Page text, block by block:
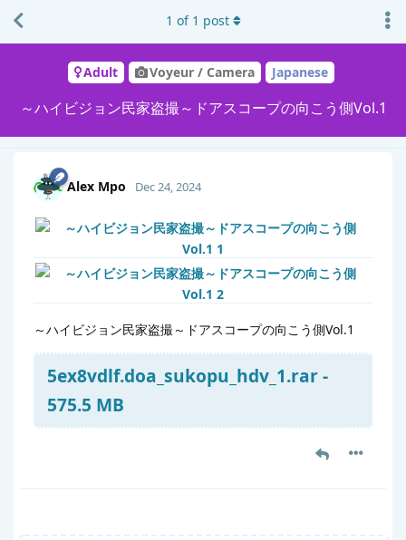
Adult Voyeur / Camera Japanese
～ハイビジョン民家盗撮～ドアスコープの向こう側Vol.1
1 of 1 post
Alex Mpo Dec 24, 2024
～ハイビジョン民家盗撮～ドアスコープの向こう側Vol.1
5ex8vdlf.doa_sukopu_hdv_1.rar -
575.5 MB